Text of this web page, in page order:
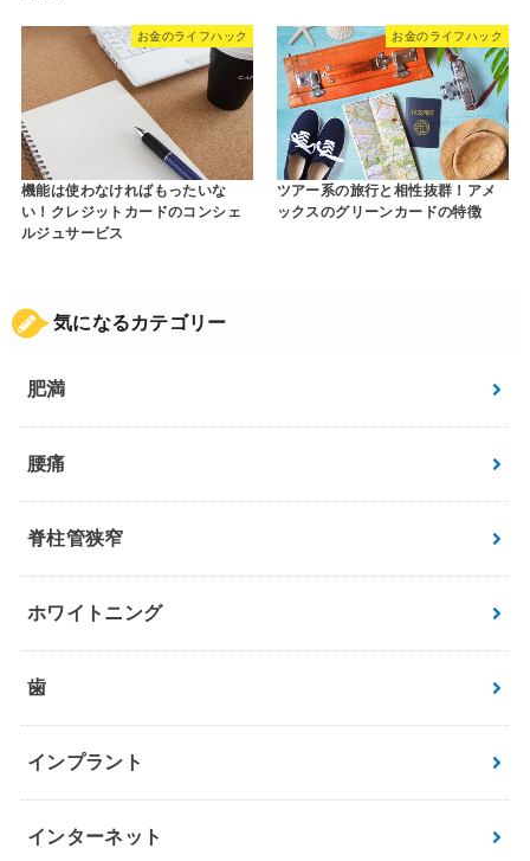
お金のライフハック
機能は使わなければもったいな
い！クレジットカードのコンシェ
ルジュサービス
お金のライフハック
ツアー系の旅行と相性抜群！アメ
ックスのグリーンカードの特徴
気になるカテゴリー
肥満
腰痛
脊柱管狭窄
ホワイトニング
歯
インプラント
インターネット